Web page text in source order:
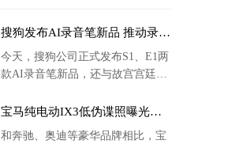
搜狗发布AI录音笔新品 推动录音
今天，搜狗公司正式发布S1、E1两
款AI录音笔新品，还与故宫宫廷文
的故宫宫廷联名款。
宝马纯电动IX3低伪谍照曝光：
和奔驰、奥迪等豪华品牌相比，宝